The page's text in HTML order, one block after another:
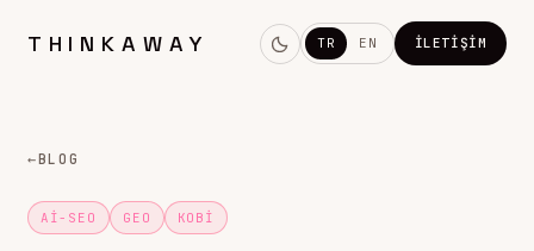
THINKAWAY TR EN İLETIŞIM
←BLOG
AI-SEO GEO KOBI